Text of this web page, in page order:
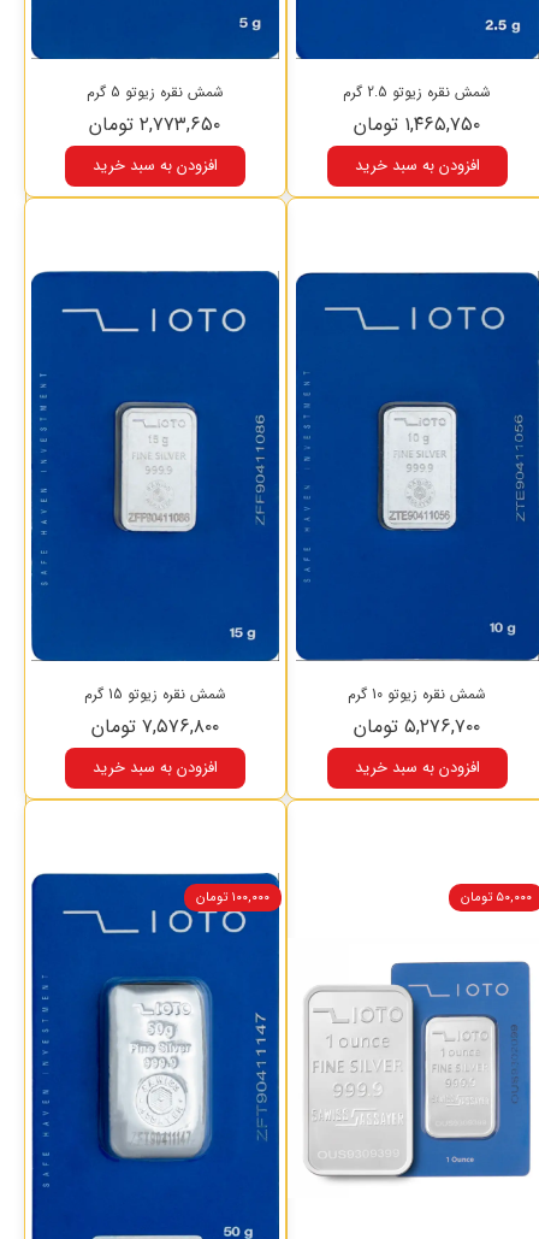
شمش نقره زیوتو 2.5 گرم
۱,۴۶۵,۷۵۰ تومان
افزودن به سبد خرید
شمش نقره زیوتو 5 گرم
۲,۷۷۳,۶۵۰ تومان
افزودن به سبد خرید
شمش نقره زیوتو 10 گرم
۵,۲۷۶,۷۰۰ تومان
افزودن به سبد خرید
شمش نقره زیوتو 15 گرم
۷,۵۷۶,۸۰۰ تومان
افزودن به سبد خرید
۵۰,۰۰۰ تومان ۱۰۰,۰۰۰ تومان